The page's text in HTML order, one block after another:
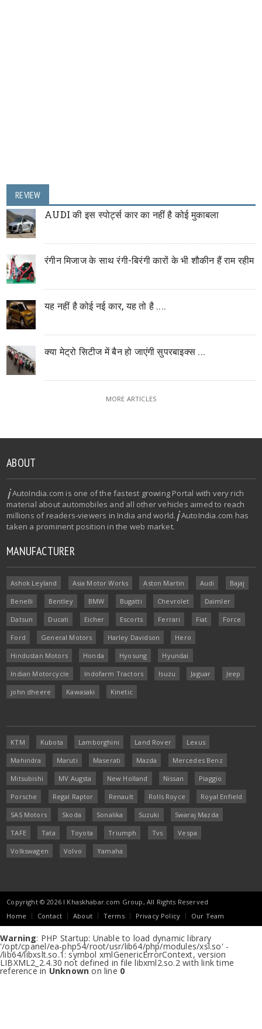
REVIEW
AUDI की इस स्पोर्ट्स कार का नहीं है कोई मुकाबला
रंगीन मिजाज के साथ रंगी-बिरंगी कारों के भी शौकीन हैं राम रहीम
यह नहीं है कोई नई कार, यह तो है ....
क्या मेट्रो सिटीज में बैन हो जाएंगी सुपरबाइक्स ...
MORE ARTICLES
ABOUT
iAutoIndia.com is one of the fastest growing Portal with very rich
material about automobiles and all other vehicles aimed to reach
millions of readers-viewers in India and world.iAutoIndia.com has
taken a prominent position in the web market.
MANUFACTURER
Ashok Leyland Asia Motor Works Aston Martin Audi Bajaj
Benelli Bentley BMW Bugatti Chevrolet Daimler
Datsun Ducati Eicher Escorts Ferrari Fiat Force
Ford General Motors Harley Davidson Hero
Hindustan Motors Honda Hyosung Hyundai
Indian Motorcycle Indofarm Tractors Isuzu Jaguar Jeep
john dheere Kawasaki Kinetic
KTM Kubota Lamborghini Land Rover Lexus
Mahindra Maruti Maserati Mazda Mercedes Benz
Mitsubishi MV Augsta New Holland Nissan Piaggio
Porsche Regal Raptor Renault Rolls Royce Royal Enfield
SAS Motors Skoda Sonalika Suzuki Swaraj Mazda
TAFE Tata Toyota Triumph Tvs Vespa
Volkswagen Volvo Yamaha
Copyright © 2026 I Khaskhabar.com Group, All Rights Reserved
Home
Contact About Terms Privacy Policy Our Team
Warning: PHP Startup: Unable to load dynamic library
'/opt/cpanel/ea-php54/root/usr/lib64/php/modules/xsl.so' -
/lib64/libxslt.so.1: symbol xmlGenericErrorContext, version
LIBXML2_2.4.30 not defined in file libxml2.so.2 with link time
reference in Unknown on line 0